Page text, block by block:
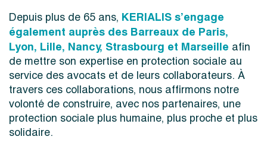
Depuis plus de 65 ans, KERIALIS s’engage
également auprès des Barreaux de Paris,
Lyon, Lille, Nancy, Strasbourg et Marseille afin
de mettre son expertise en protection sociale au
service des avocats et de leurs collaborateurs. À
travers ces collaborations, nous affirmons notre
volonté de construire, avec nos partenaires, une
protection sociale plus humaine, plus proche et plus
solidaire.